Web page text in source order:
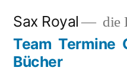
springen
Sax Royal die
Team Termine
Bücher